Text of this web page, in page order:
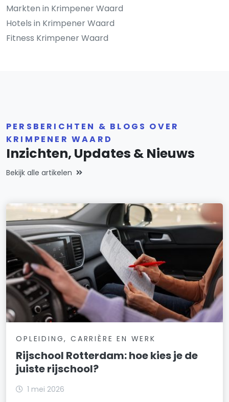
Markten in Krimpener Waard
Hotels in Krimpener Waard
Fitness Krimpener Waard
PERSBERICHTEN & BLOGS OVER
KRIMPENER WAARD
Inzichten, Updates & Nieuws
Bekijk alle artikelen
OPLEIDING, CARRIÈRE EN WERK
Rijschool Rotterdam: hoe kies je de
juiste rijschool?
1 mei 2026